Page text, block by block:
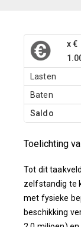
x €
Lasten
Baten
Saldo
Toelichting
Tot dit
zelfstandig te
met fysieke
beschikking